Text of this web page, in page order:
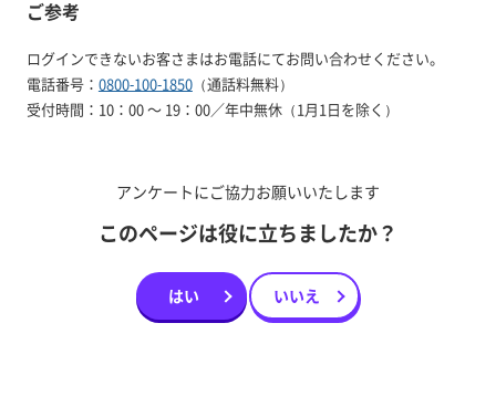
ご参考
ログインできないお客さまはお電話にてお問い合わせください。
電話番号： 0800-100-1850（通話料無料）
受付時間：10：00 ～ 19：00／年中無休（1月1日を除く）
アンケートにご協力お願いいたします
このページは役に立ちましたか？
はい いいえ